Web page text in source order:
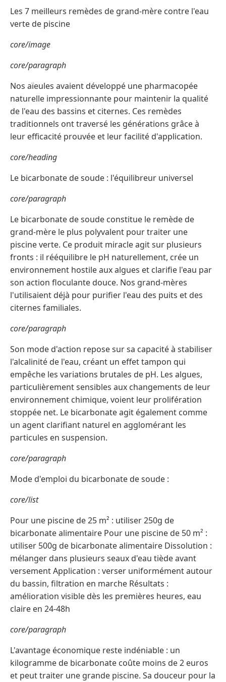
Les 7 meilleurs remèdes de grand-mère contre l'eau
verte de piscine
core/image
core/paragraph
Nos aïeules avaient développé une pharmacopée
naturelle impressionnante pour maintenir la qualité
de l'eau des bassins et citernes. Ces remèdes
traditionnels ont traversé les générations grâce à
leur efficacité prouvée et leur facilité d'application.
core/heading
Le bicarbonate de soude : l'équilibreur universel
core/paragraph
Le bicarbonate de soude constitue le remède de
grand-mère le plus polyvalent pour traiter une
piscine verte. Ce produit miracle agit sur plusieurs
fronts : il rééquilibre le pH naturellement, crée un
environnement hostile aux algues et clarifie l'eau par
son action floculante douce. Nos grand-mères
l'utilisaient déjà pour purifier l'eau des puits et des
citernes familiales.
core/paragraph
Son mode d'action repose sur sa capacité à stabiliser
l'alcalinité de l'eau, créant un effet tampon qui
empêche les variations brutales de pH. Les algues,
particulièrement sensibles aux changements de leur
environnement chimique, voient leur prolifération
stoppée net. Le bicarbonate agit également comme
un agent clarifiant naturel en agglomérant les
particules en suspension.
core/paragraph
Mode d'emploi du bicarbonate de soude :
core/list
Pour une piscine de 25 m² : utiliser 250g de
bicarbonate alimentaire Pour une piscine de 50 m² :
utiliser 500g de bicarbonate alimentaire Dissolution :
mélanger dans plusieurs seaux d'eau tiède avant
versement Application : verser uniformément autour
du bassin, filtration en marche Résultats :
amélioration visible dès les premières heures, eau
claire en 24-48h
core/paragraph
L'avantage économique reste indéniable : un
kilogramme de bicarbonate coûte moins de 2 euros
et peut traiter une grande piscine. Sa douceur pour la